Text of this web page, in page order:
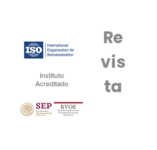
Instituto
Acreditado
Re
vis
ta